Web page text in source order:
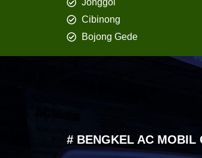
Cibinong
Bojong Gede
# BENGKEL AC MOBIL